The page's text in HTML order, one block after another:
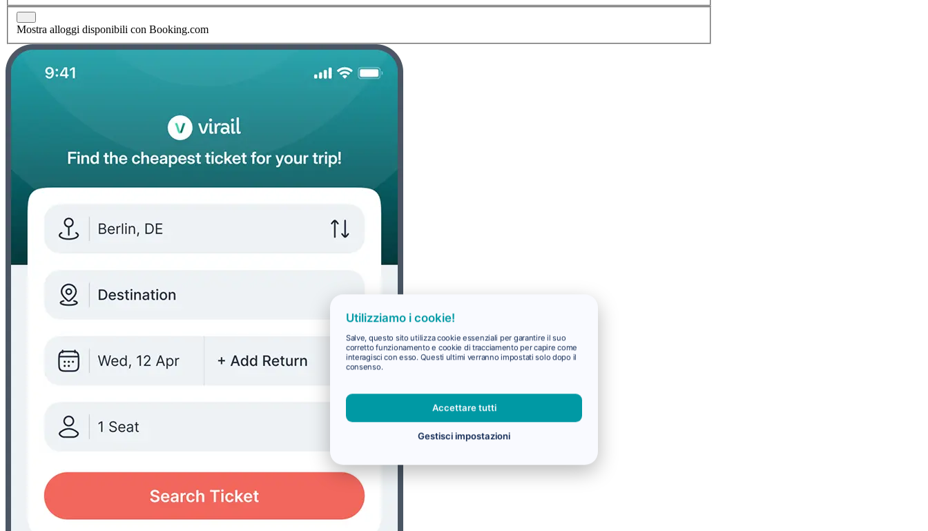
Mostra alloggi disponibili con Booking.com
Utilizziamo i cookie!
Salve, questo sito utilizza cookie essenziali per garantire il suo
corretto funzionamento e cookie di tracciamento per capire come
interagisci con esso. Questi ultimi verranno impostati solo dopo il
consenso.
Accettare tutti
Gestisci impostazioni